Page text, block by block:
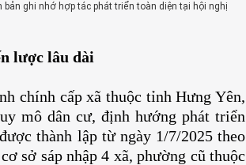
ghi nhớ hợp tác phát triển toàn diện tại hội nghị
lược lâu dài
chính cấp xã thuộc tỉnh Hưng Yên,
mô dân cư, định hướng phát triển
thành lập từ ngày 1/7/2025 theo
sở sáp nhập 4 xã, phường cũ thuộc